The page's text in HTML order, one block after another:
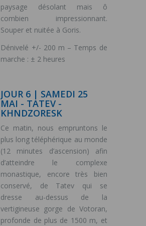
paysage désolant mais ô
combien impressionnant.
Souper et nuitée à Goris.
Dénivelé +/- 200 m – Temps de
marche : ± 2 heures
JOUR 6 | SAMEDI 25
MAI - TATEV -
KHNDZORESK
Ce matin, nous empruntons le
plus long téléphérique au monde
(12 minutes d’ascension) afin
d’atteindre le complexe
monastique, encore très bien
conservé, de Tatev qui se
dresse au-dessus de la
vertigineuse gorge de Votoran,
profonde de plus de 1500 m, et